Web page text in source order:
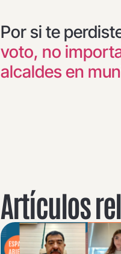
Por si te
voto, no
alcaldes en
Artículos